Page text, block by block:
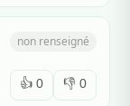
non renseigné
👍 0 👎 0